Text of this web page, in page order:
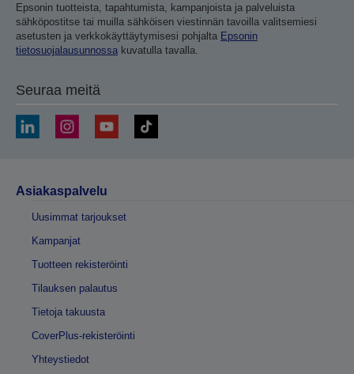
Epsonin tuotteista, tapahtumista, kampanjoista ja palveluista
sähköpostitse tai muilla sähköisen viestinnän tavoilla valitsemiesi
asetusten ja verkkokäyttäytymisesi pohjalta Epsonin
tietosuojalausunnossa kuvatulla tavalla.
Seuraa meitä
Asiakaspalvelu
Uusimmat tarjoukset
Kampanjat
Tuotteen rekisteröinti
Tilauksen palautus
Tietoja takuusta
CoverPlus-rekisteröinti
Yhteystiedot